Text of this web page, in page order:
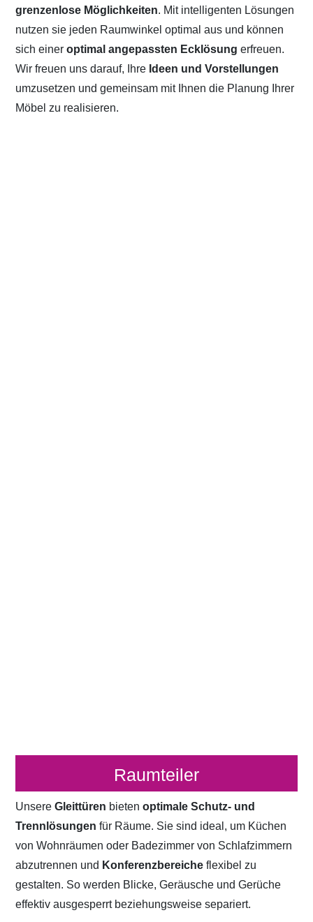
grenzenlose Möglichkeiten. Mit intelligenten Lösungen
nutzen sie jeden Raumwinkel optimal aus und können
sich eineroptimal angepassten Ecklösung erfreuen.
Wir freuen uns darauf, Ihre Ideen und Vorstellungen
umzusetzen und gemeinsam mit Ihnen die Planung Ihrer
Möbel zu realisieren.
Raumteiler
UnsereGleittüren bietenoptimale Schutz- und
Trennlösungen für Räume. Sie sind ideal, um Küchen
von Wohnräumen oder Badezimmer von Schlafzimmern
abzutrennen und Konferenzbereicheflexibel zu
gestalten. So werden Blicke, Geräusche und Gerüche
effektiv ausgesperrt beziehungsweise separiert.